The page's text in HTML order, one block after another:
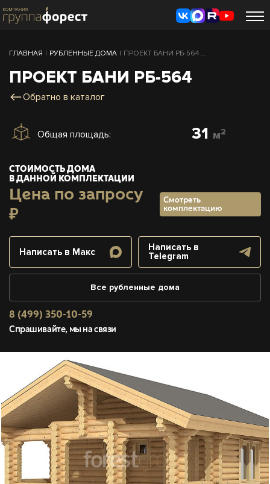
ГЛАВНАЯ | РУБЛЕННЫЕ ДОМА | ПРОЕКТ БАНИ РБ-564 ...
ПРОЕКТ БАНИ РБ-564
Обратно в каталог
Общая площадь: 31 м2
СТОИМОСТЬ ДОМА
В ДАННОЙ КОМПЛЕКТАЦИИ
Цена по запросу
₽
Смотреть
комплектацию
Написать в Макс
Написать в
Telegram
Все рубленные дома
8 (499) 350-10-59
Спрашивайте, мы на связи